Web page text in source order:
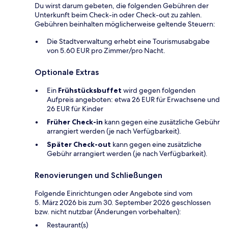
Du wirst darum gebeten, die folgenden Gebühren der
Unterkunft beim Check-in oder Check-out zu zahlen.
Gebühren beinhalten möglicherweise geltende Steuern:
Die Stadtverwaltung erhebt eine Tourismusabgabe
von 5.60 EUR pro Zimmer/pro Nacht.
Optionale Extras
Ein Frühstücksbuffet wird gegen folgenden
Aufpreis angeboten: etwa 26 EUR für Erwachsene und
26 EUR für Kinder
Früher Check-in kann gegen eine zusätzliche Gebühr
arrangiert werden (je nach Verfügbarkeit).
Später Check-out kann gegen eine zusätzliche
Gebühr arrangiert werden (je nach Verfügbarkeit).
Renovierungen und Schließungen
Folgende Einrichtungen oder Angebote sind vom
5. März 2026 bis zum 30. September 2026 geschlossen
bzw. nicht nutzbar (Änderungen vorbehalten):
Restaurant(s)